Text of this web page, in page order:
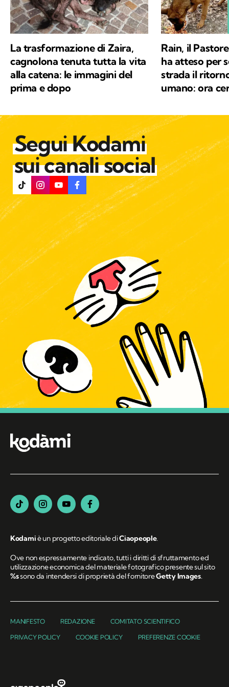
del mondo.
La trasformazione di Zaira,
cagnolona tenuta tutta la vita
alla catena: le immagini del
prima e dopo
Rain, il
ha atteso per
strada il
umano: ora
Segui Kodami
sui canali social
Kodamiè un progetto editoriale diCiaopeople.
Ove non espressamente indicato, tutti i diritti di sfruttamento ed
utilizzazione economica del materiale fotografico presente sul sito
%ssono da intendersi di proprietà del fornitoreGetty Images.
MANIFESTO REDAZIONE COMITATO SCIENTIFICO
PRIVACY POLICY COOKIE POLICY PREFERENZE COOKIE